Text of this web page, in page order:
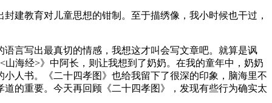
建教育对儿童思想的钳制。至于描绣像，我小时候也干过，
言写出最真切的情感，我想这才叫会写文章吧。就算是讽
海经>》中阿长，则让我想到了奶奶。在我的童年中，奶奶
人书。《二十四孝图》也给我留下了很深的印象，脑海里不
的重要。今天再回顾《二十四孝图》，发现有些行为确实太